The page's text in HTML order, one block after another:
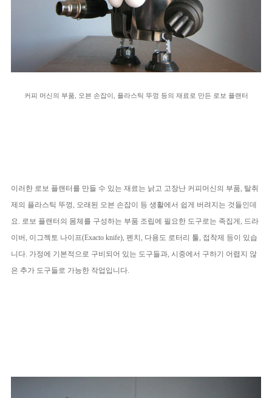
커피 머신의 부품, 오븐 손잡이, 플라스틱 뚜껑 등의 재료로 만든 로보 플랜터
이러한 로보 플랜터를 만들 수 있는 재료는 낡고 고장난 커피머신의 부품, 탈취
제의 플라스틱 뚜껑, 오래된 오븐 손잡이 등 생활에서 쉽게 버려지는 것들인데
요. 로보 플랜터의 몸체를 구성하는 부품 조립에 필요한 도구로는 족집게, 드라
이버, 이그젝토 나이프(Exacto knife), 펜치, 다용도 로터리 툴, 접착제 등이 있습
니다. 가정에 기본적으로 구비되어 있는 도구들과, 시중에서 구하기 어렵지 않
은 추가 도구들로 가능한 작업입니다.